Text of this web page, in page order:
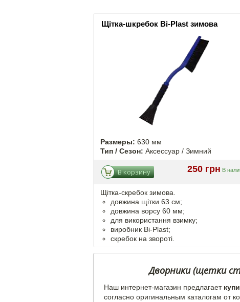
Щітка-шкребок Bi-Plast зимова
Размеры: 630 мм
Тип / Сезон: Аксессуар / Зимний
250 грн В
В корзину
Щітка-скребок зимова.
довжина щітки 63 см;
довжина ворсу 60 мм;
для використання взимку;
виробник Bi-Plast;
скребок на звороті.
Дворники (щетки
Наш интернет-магазин предлагает
согласно оригинальным каталогам от